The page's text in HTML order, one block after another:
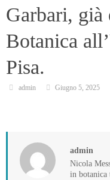
Garbari,
Botanica
Pisa.
admin Giugno 5, 2025
admin
Nicola
in botanica